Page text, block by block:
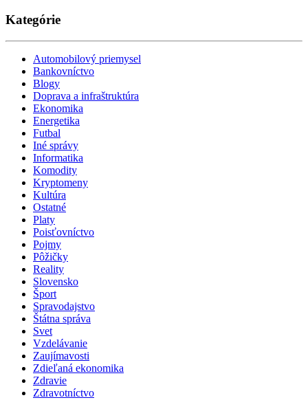
Kategórie
Automobilový priemysel
Bankovníctvo
Blogy
Doprava a infraštruktúra
Ekonomika
Energetika
Futbal
Iné správy
Informatika
Komodity
Kryptomeny
Kultúra
Ostatné
Platy
Poisťovníctvo
Pojmy
Pôžičky
Reality
Slovensko
Šport
Spravodajstvo
Štátna správa
Svet
Vzdelávanie
Zaujímavosti
Zdieľaná ekonomika
Zdravie
Zdravotníctvo